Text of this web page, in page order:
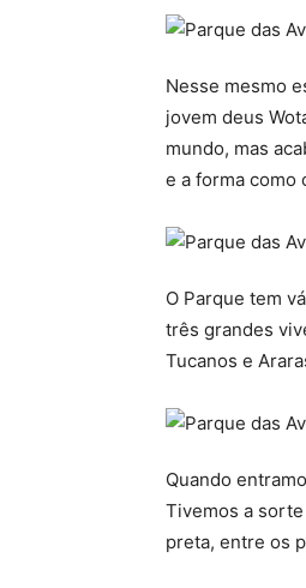
Nesse mesmo
jovem deus
mundo, mas
e a forma como
O Parque tem
três grandes
Tucanos e
Quando
Tivemos a
preta, entre os